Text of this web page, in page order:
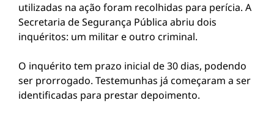
utilizadas na ação foram recolhidas para perícia. A
Secretaria de Segurança Pública abriu dois
inquéritos: um militar e outro criminal.
O inquérito tem prazo inicial de 30 dias, podendo
ser prorrogado. Testemunhas já começaram a ser
identificadas para prestar depoimento.